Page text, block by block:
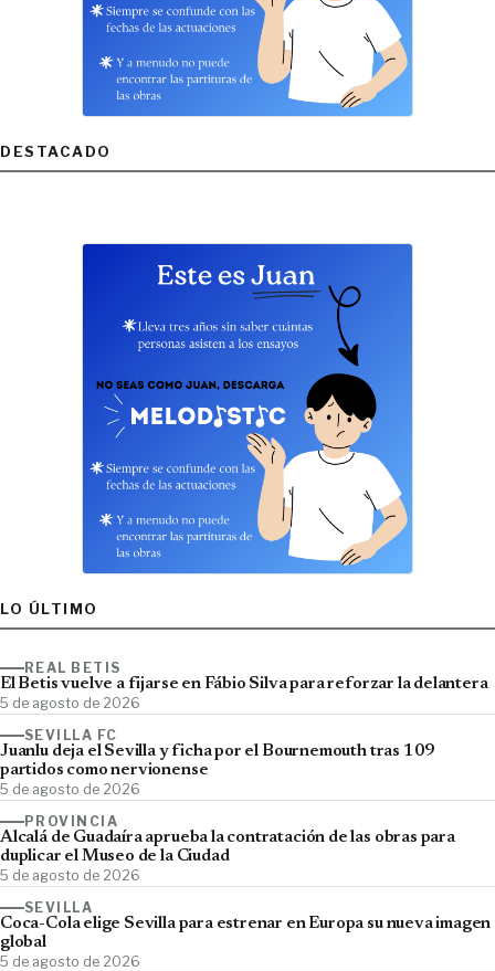
DESTACADO
LO ÚLTIMO
REAL BETIS
El Betis vuelve a fijarse en Fábio Silva para reforzar la delantera
5 de agosto de 2026
SEVILLA FC
Juanlu deja el Sevilla y ficha por el Bournemouth tras 109
partidos como nervionense
5 de agosto de 2026
PROVINCIA
Alcalá de Guadaíra aprueba la contratación de las obras para
duplicar el Museo de la Ciudad
5 de agosto de 2026
SEVILLA
Coca-Cola elige Sevilla para estrenar en Europa su nueva imagen
global
5 de agosto de 2026